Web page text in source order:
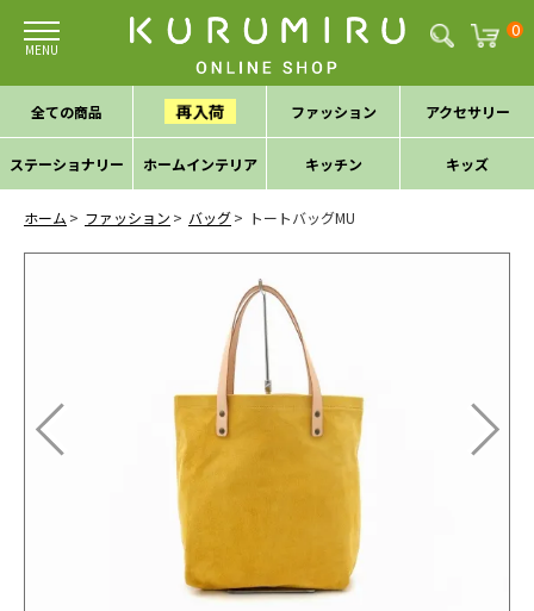
0
全ての商品 再入荷 ファッション アクセサリー
ステーショナリー ホームインテリア キッチン キッズ
ホーム ファッション バッグ トートバッグMU